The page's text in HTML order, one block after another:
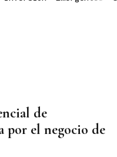
de
por el negocio de